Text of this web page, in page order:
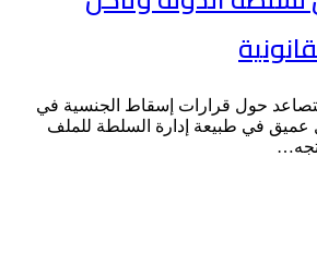
حول قرارات إسقاط الجنسية في
عميق في طبيعة إدارة السلطة للملف